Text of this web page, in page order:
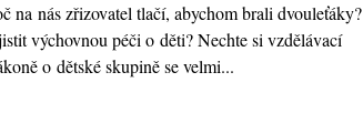
na nás zřizovatel tlačí, abychom brali dvouleťáky?
výchovnou péči o děti? Nechte si vzdělávací
o dětské skupině se velmi...